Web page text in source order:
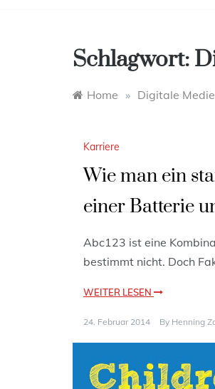
Schlagwort:
Home » Digitale
Karriere
Wie man ein
einer Batterie
Abc123 ist eine
bestimmt nicht. Doch
WEITER LESEN
24. Februar 2014 By Henning